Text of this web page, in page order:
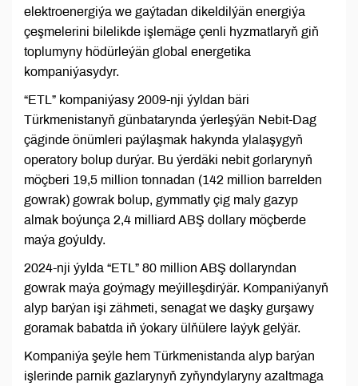
elektroenergiýa we gaýtadan dikeldilýän energiýa
çeşmelerini bilelikde işlemäge çenli hyzmatlaryň giň
toplumyny hödürleýän global energetika
kompaniýasydyr.
“ETL” kompaniýasy 2009-nji ýyldan bäri
Türkmenistanyň günbatarynda ýerleşýän Nebit-Dag
çäginde önümleri paýlaşmak hakynda ylalaşygyň
operatory bolup durýar. Bu ýerdäki nebit gorlarynyň
möçberi 19,5 million tonnadan (142 million barrelden
gowrak) gowrak bolup, gymmatly çig maly gazyp
almak boýunça 2,4 milliard ABŞ dollary möçberde
maýa goýuldy.
2024-nji ýylda “ETL” 80 million ABŞ dollaryndan
gowrak maýa goýmagy meýilleşdirýär. Kompaniýanyň
alyp barýan işi zähmeti, senagat we daşky gurşawy
goramak babatda iň ýokary ülňülere laýyk gelýär.
Kompaniýa şeýle hem Türkmenistanda alyp barýan
işlerinde parnik gazlarynyň zyňyndylaryny azaltmaga